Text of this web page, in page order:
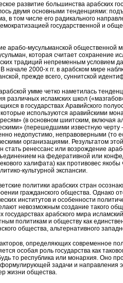
развитие большинства арабских
двумя основными тенденциями:
в том числе его радикального
государственной и
арабо-мусульманской общественной
которая считает сохранение
традиций непременным условием
начале 2000-х гг. в арабском мире
прежде всего, суннитской
умме четко наметилась
различных исламских школ
в государствах Аравийского
используются аравийскими
(в основном шиитским, включая
(перешедшими известную черту
недопустимо, неправоверными (то
организациями. Результатом
стать ренессанс или возрождение
на федеративной или
халифата) как противовес
культурной экспансии.
политики арабских стран
гражданского общества. Однако
институтов и особенности
невозможным создание такого
государствах арабского мира
политикам и обществу как
общества, альтернативного
определяющих современное
особая роль государства как
то республика или монархия. Оно
задачи и направления
жизни общества.